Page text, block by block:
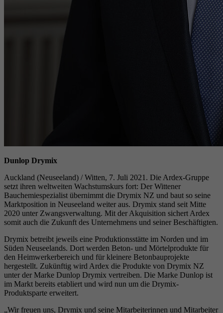
Dunlop Drymix
Auckland (Neuseeland) / Witten, 7. Juli 2021. Die Ardex-Gruppe
setzt ihren weltweiten Wachstumskurs fort: Der Wittener
Bauchemiespezialist übernimmt die Drymix NZ und baut so seine
Marktposition in Neuseeland weiter aus. Drymix stand seit Mitte
2020 unter Zwangsverwaltung. Mit der Akquisition sichert Ardex
somit auch die Zukunft des Unternehmens und seiner Beschäftigten.
Drymix betreibt jeweils eine Produktionsstätte im Norden und im
Süden Neuseelands. Dort werden Beton- und Mörtelprodukte für
den Heimwerkerbereich und für kleinere Betonbauprojekte
hergestellt. Zukünftig wird Ardex die Produkte von Drymix NZ
unter der Marke Dunlop Drymix vertreiben. Die Marke Dunlop ist
im Markt bereits etabliert und wird nun um die Drymix-
Produktsparte erweitert.
„Wir freuen uns, Drymix und seine Mitarbeiterinnen und Mitarbeiter